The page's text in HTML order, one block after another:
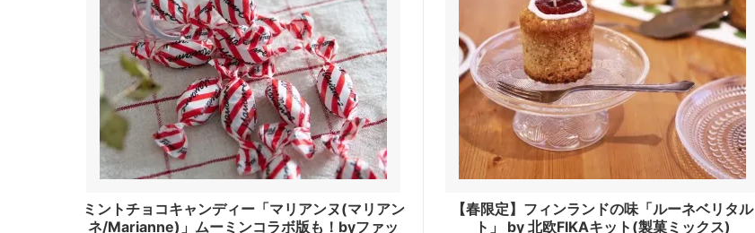
ミントチョコキャンディー「マリアンヌ(マリアン
ネ/Marianne)」ムーミンコラボ版も！byファッ
【春限定】フィンランドの味「ルーネベリタル
ト」 by 北欧FIKAキット(製菓ミックス)